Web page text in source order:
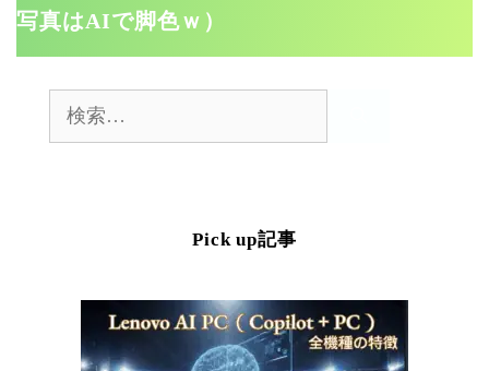
写真はAIで脚色ｗ）
Pick up記事